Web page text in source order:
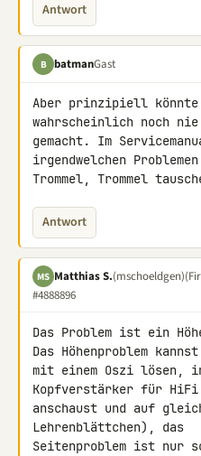
Antwort
B batmanGast
Aber prinzipiell könnte
wahrscheinlich noch nie
gemacht. Im
irgendwelchen
Trommel, Trommel
Antwort
MS Matthias S.(mschoeldgen)
#4888896
Das Problem ist ein
Das Höhenproblem
mit einem Oszi lösen,
Kopfverstärker für HiFi
anschaust und auf
Lehrenblättchen), das
Seitenproblem ist nur